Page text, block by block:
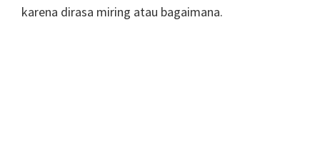
karena dirasa miring atau bagaimana.